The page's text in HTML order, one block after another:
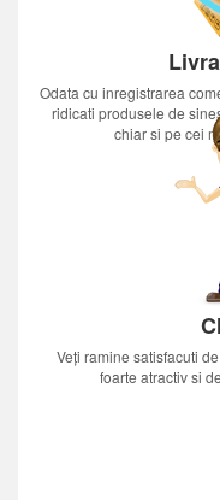
Odata cu inregistrarea
ridicati produsele de
chiar si pe cei
Veți ramine satisfacuti
foarte atractiv si